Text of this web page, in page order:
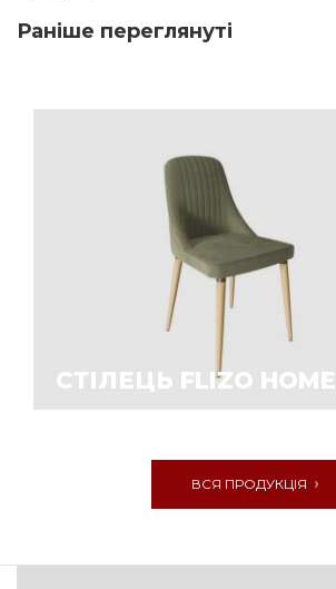
Раніше переглянуті
СТІЛЕЦЬ FLIZO HOME
ВСЯ ПРОДУКЦІЯ